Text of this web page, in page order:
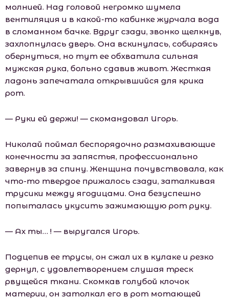
молнией. Над головой негромко шумела
вентиляция и в какой-то кабинке журчала вода
в сломанном бачке. Вдруг сзади, звонко щелкнув,
захлопнулась дверь. Она вскинулась, собираясь
обернуться, но тут ее обхватила сильная
мужская рука, больно сдавив живот. Жесткая
ладонь запечатала открывшийся для крика
рот.
— Руки ей держи! — скомандовал Игорь.
Николай поймал беспорядочно размахивающие
конечности за запястья, профессионально
завернув за спину. Женщина почувствовала, как
что-то твердое прижалось сзади, заталкивая
трусики между ягодицами. Она безуспешно
попыталась укусить зажимающую рот руку.
— Ах ты… ! — выругался Игорь.
Подцепив ее трусы, он сжал их в кулаке и резко
дернул, с удовлетворением слушая треск
рвущейся ткани. Скомкав голубой клочок
материи, он затолкал его в рот мотающей